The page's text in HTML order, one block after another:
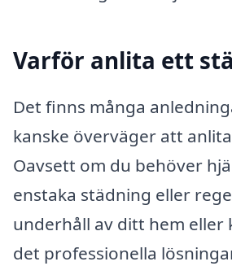
Varför anlita ett
Det finns många
kanske överväger att
Oavsett om du behöver
enstaka städning eller
underhåll av ditt hem eller
det professionella